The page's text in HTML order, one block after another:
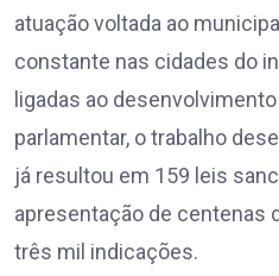
atuação voltada ao
constante nas cidades do
ligadas ao
parlamentar, o trabalho
já resultou em 159 leis
apresentação de centenas
três mil indicações.